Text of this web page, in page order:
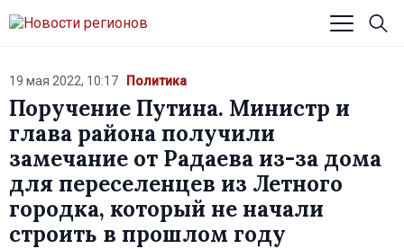
19 мая 2022, 10:17 Политика
Поручение Путина. Министр и
глава района получили
замечание от Радаева из-за дома
для переселенцев из Летного
городка, который не начали
строить в прошлом году